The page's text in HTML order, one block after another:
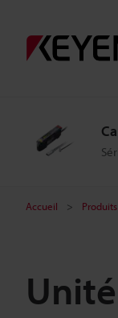
Accueil Produits